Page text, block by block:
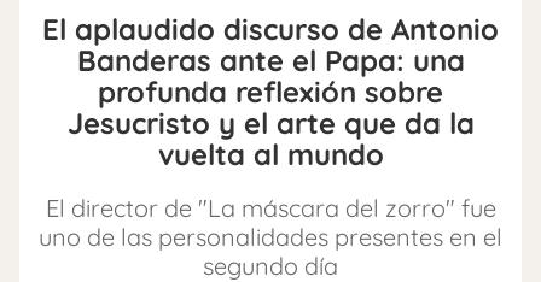
El aplaudido discurso de Antonio
Banderas ante el Papa: una
profunda reflexión sobre
Jesucristo y el arte que da la
vuelta al mundo
El director de "La máscara del zorro" fue
uno de las personalidades presentes en el
segundo día